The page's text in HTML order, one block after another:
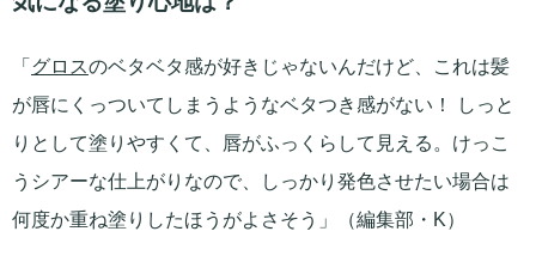
「 グロスのベタベタ感が好きじゃないんだけど、これは髪
が唇にくっついてしまうようなベタつき感がない！ しっと
りとして塗りやすくて、唇がふっくらして見える。けっこ
うシアーな仕上がりなので、しっかり発色させたい場合は
何度か重ね塗りしたほうがよさそう」（編集部・K）